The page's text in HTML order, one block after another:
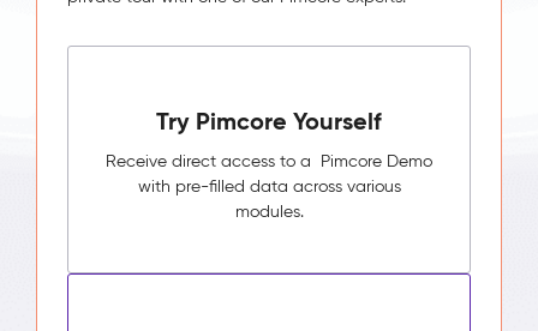
Try Pimcore Yourself
Receive direct access to a Pimcore Demo
with pre-filled data across various
modules.